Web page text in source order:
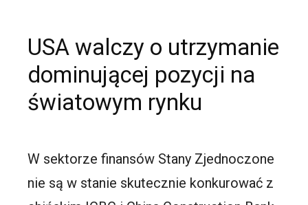
USA walczy o utrzymanie
dominującej pozycji na
światowym rynku
W sektorze finansów Stany Zjednoczone
nie są w stanie skutecznie konkurować z